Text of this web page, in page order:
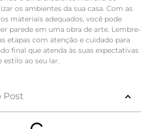
os ambientes da sua casa. Com as
materiais adequados, você pode
parede em uma obra de arte. Lembre-
etapas com atenção e cuidado para
final que atenda às suas expectativas
estilo ao seu lar.
Post